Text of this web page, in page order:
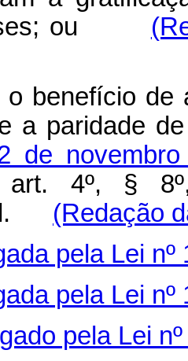
ou
benefício de
a paridade
de
art. 4º, §
(Redação
pela Lei nº
pela Lei nº
pela Lei